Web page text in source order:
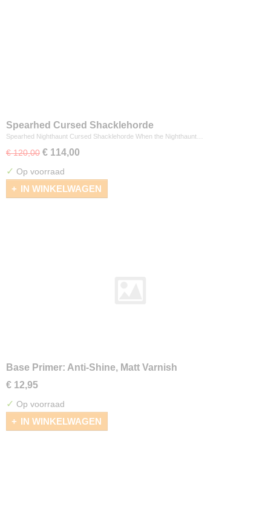
Spearhed Cursed Shacklehorde
Spearhed Nighthaunt Cursed Shacklehorde When the Nighthaunt…
€ 120,00 € 114,00
✓ Op voorraad
IN WINKELWAGEN
Base Primer: Anti-Shine, Matt Varnish
€ 12,95
✓ Op voorraad
IN WINKELWAGEN